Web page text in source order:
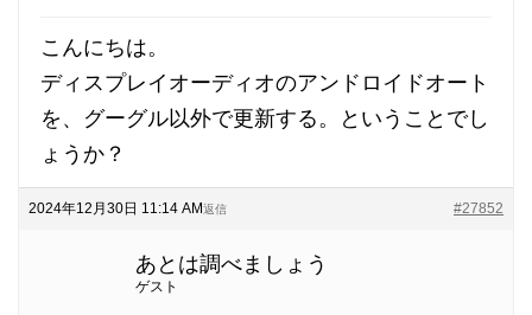
こんにちは。
ディスプレイオーディオのアンドロイドオート
を、グーグル以外で更新する。ということでし
ょうか？
2024年12月30日 11:14 AM #27852
返信
あとは調べましょう
ゲスト